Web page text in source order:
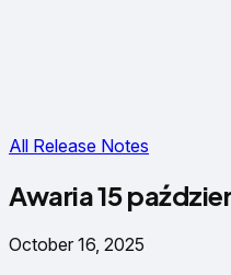
All Release Notes
Awaria 15
October 16, 2025